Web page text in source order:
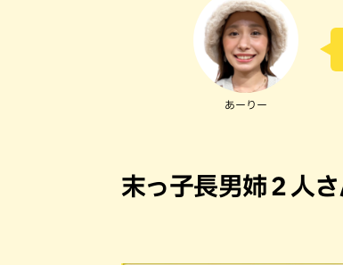
あーりー
末っ子長男姉２人